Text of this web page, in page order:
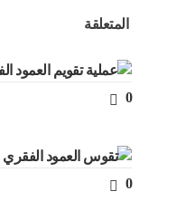
المتعلقة
0
0